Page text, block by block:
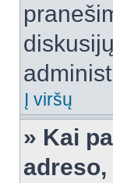
Į viršų
» Kai